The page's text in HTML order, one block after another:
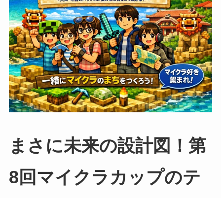
まさに未来の設計図！第
8回マイクラカップのテ